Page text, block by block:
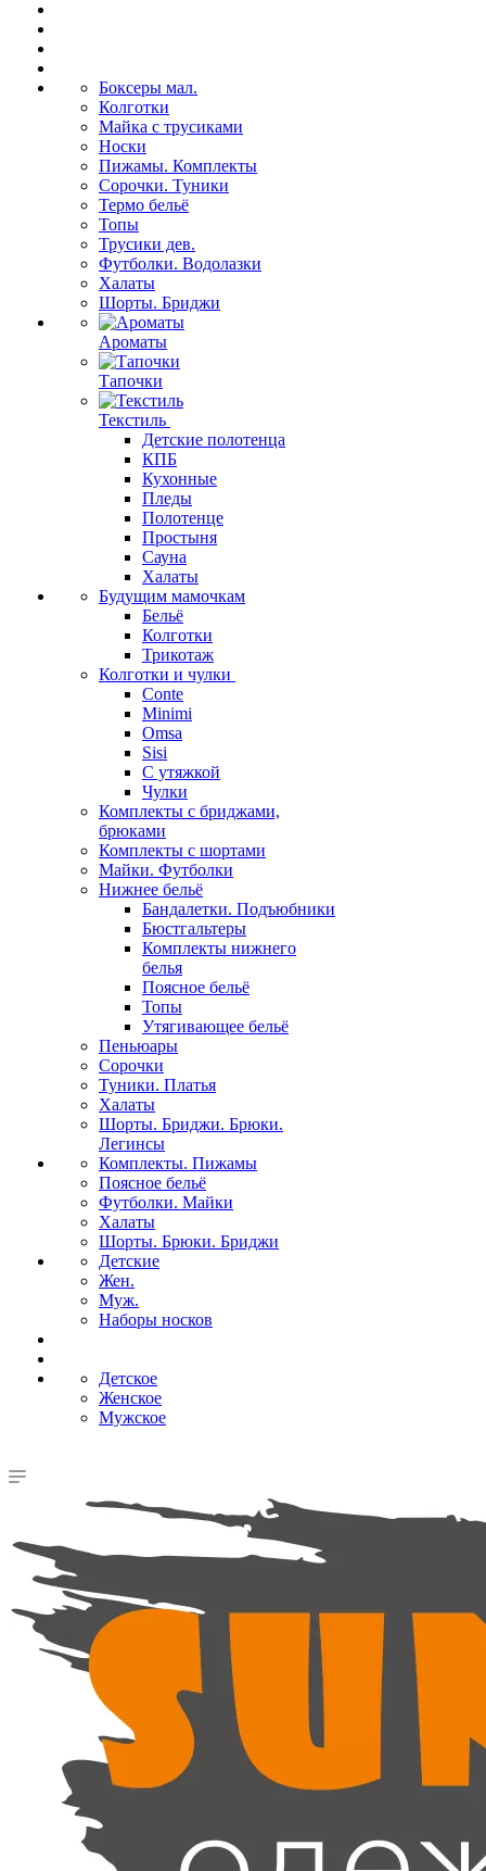
Боксеры мал.
Колготки
Майка с трусиками
Носки
Пижамы. Комплекты
Сорочки. Туники
Термо бельё
Топы
Трусики дев.
Футболки. Водолазки
Халаты
Шорты. Бриджи
Ароматы
Тапочки
Текстиль
Детские полотенца
КПБ
Кухонные
Пледы
Полотенце
Простыня
Сауна
Халаты
Будущим мамочкам
Бельё
Колготки
Трикотаж
Колготки и чулки
Conte
Minimi
Omsa
Sisi
С утяжкой
Чулки
Комплекты с бриджами,
брюками
Комплекты с шортами
Майки. Футболки
Нижнее бельё
Бандалетки. Подъюбники
Бюстгальтеры
Комплекты нижнего
белья
Поясное бельё
Топы
Утягивающее бельё
Пеньюары
Сорочки
Туники. Платья
Халаты
Шорты. Бриджи. Брюки.
Легинсы
Комплекты. Пижамы
Поясное бельё
Футболки. Майки
Халаты
Шорты. Брюки. Бриджи
Детские
Жен.
Муж.
Наборы носков
Детское
Женское
Мужское